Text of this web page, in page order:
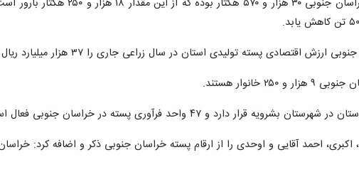
پسته تولیدی استان در سال زراعی جاری را ۳۷ هزار میلیارد ریال برآورد کرد.
هستند.
و ۴۷ واحد فرآوری پسته در خراسان جنوبی فعال است.
اکبری، احمد آقایی و اوحدی را از ارقام پسته خراسان جنوبی ذکر و اضافه کرد: